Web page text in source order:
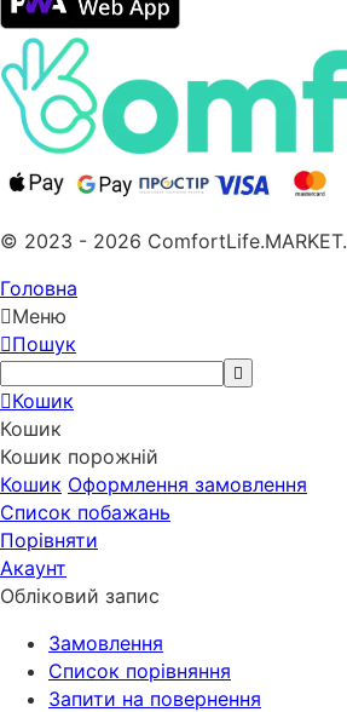
© 2023 - 2026 ComfortLife.MARKET.
Головна
Меню
Пошук
Кошик
Кошик
Кошик порожній
Кошик Оформлення замовлення
Список побажань
Порівняти
Акаунт
Обліковий запис
Замовлення
Cписок порівняння
Запити на повернення